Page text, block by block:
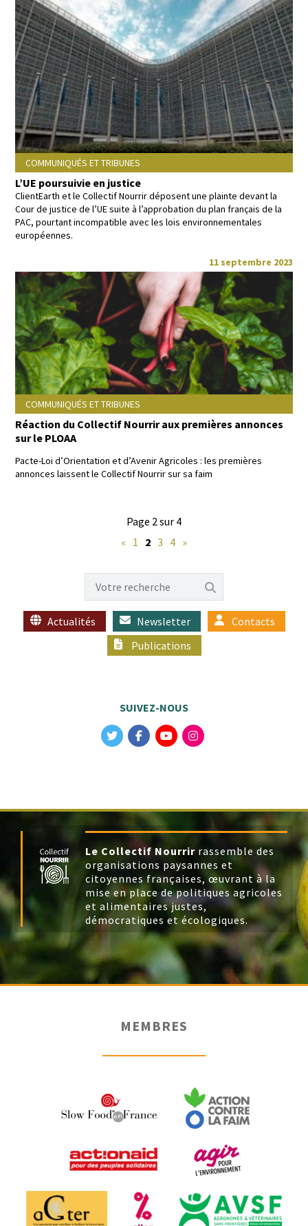
COMMUNIQUÉS ET TRIBUNES
L’UE poursuivie en justice
Clien­tEarth et le Col­lec­tif Nour­rir déposent une plainte devant la
Cour de jus­tice de l’UE suite à l’approbation du plan français de la
PAC, pour­tant incom­pat­i­ble avec les lois envi­ron­nemen­tales
européennes.
11 septembre 2023
COMMUNIQUÉS ET TRIBUNES
Réaction du Collectif Nourrir aux premières annonces
sur le PLOAA
Pacte-Loi d’Ori­en­ta­tion et d’Avenir Agri­coles : les pre­mières
annonces lais­sent le Col­lec­tif Nour­rir sur sa faim
Page 2 sur 4
« 1 2 3 4 »
Actualités Newsletter
Contacts
Publications
SUIVEZ-NOUS
Le Collectif Nourrir rassemble des
organisations paysannes et
citoyennes françaises, œuvrant à la
mise en place de politiques agricoles
et alimentaires justes,
démocratiques et écologiques.
MEMBRES